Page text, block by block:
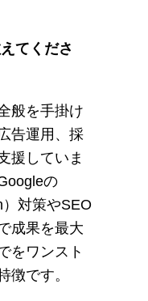
てくださ
般を手掛け
告運用、採
援していま
の
対策やSEO
成果を最大
をワンスト
徴です。